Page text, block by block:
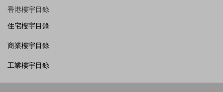
香港樓宇目錄
住宅樓宇目錄
商業樓宇目錄
工業樓宇目錄